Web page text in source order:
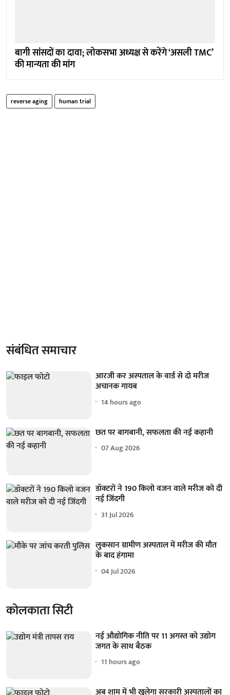
बागी सांसदों का दावा; लोकसभा अध्यक्ष से करेंगे ‘असली TMC’
की मान्यता की मांग
reverse aging human trial
संबंधित समाचार
आरजी कर अस्पताल के वार्ड से दो मरीज
अचानक गायब
14 hours ago
छत पर बागबानी, सफलता की नई कहानी
07 Aug 2026
डॉक्टरों ने 190 किलो वजन वाले मरीज को दी
नई जिंदगी
31 Jul 2026
लुकसान ग्रामीण अस्पताल में मरीज की मौत
के बाद हंगामा
04 Jul 2026
कोलकाता सिटी
नई औद्योगिक नीति पर 11 अगस्त को उद्योग
जगत के साथ बैठक
11 hours ago